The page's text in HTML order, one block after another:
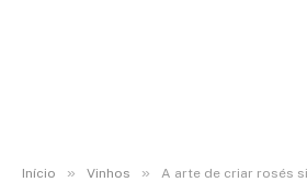
Início » Vinhos » A arte de criar rosés singulares: chegou a nova